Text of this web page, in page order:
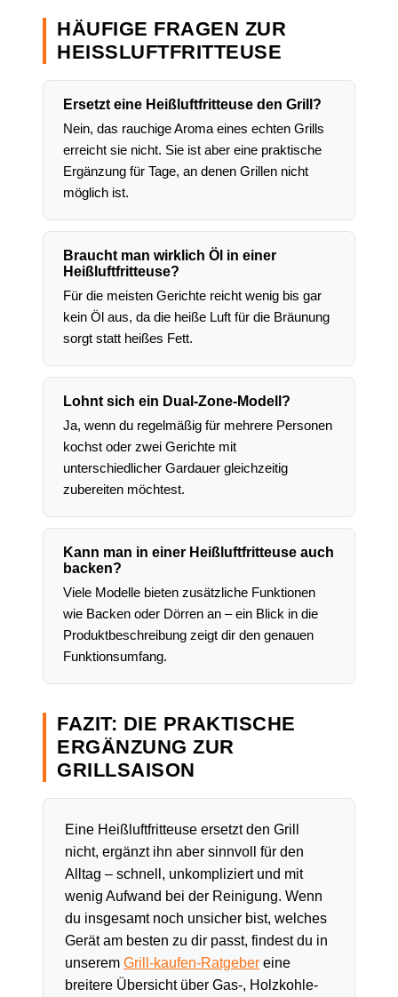
HÄUFIGE FRAGEN ZUR
HEISSLUFTFRITTEUSE
Ersetzt eine Heißluftfritteuse den Grill?
Nein, das rauchige Aroma eines echten Grills
erreicht sie nicht. Sie ist aber eine praktische
Ergänzung für Tage, an denen Grillen nicht
möglich ist.
Braucht man wirklich Öl in einer
Heißluftfritteuse?
Für die meisten Gerichte reicht wenig bis gar
kein Öl aus, da die heiße Luft für die Bräunung
sorgt statt heißes Fett.
Lohnt sich ein Dual-Zone-Modell?
Ja, wenn du regelmäßig für mehrere Personen
kochst oder zwei Gerichte mit
unterschiedlicher Gardauer gleichzeitig
zubereiten möchtest.
Kann man in einer Heißluftfritteuse auch
backen?
Viele Modelle bieten zusätzliche Funktionen
wie Backen oder Dörren an – ein Blick in die
Produktbeschreibung zeigt dir den genauen
Funktionsumfang.
FAZIT: DIE PRAKTISCHE
ERGÄNZUNG ZUR
GRILLSAISON
Eine Heißluftfritteuse ersetzt den Grill
nicht, ergänzt ihn aber sinnvoll für den
Alltag – schnell, unkompliziert und mit
wenig Aufwand bei der Reinigung. Wenn
du insgesamt noch unsicher bist, welches
Gerät am besten zu dir passt, findest du in
unserem Grill-kaufen-Ratgeber eine
breitere Übersicht über Gas-, Holzkohle-